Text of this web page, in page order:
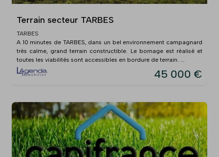
Terrain secteur TARBES
TARBES
A 10 minutes de TARBES, dans un bel environnement campagnard
très calme, grand terrain constructible. Le bornage est réalisé et
toutes les viabilités sont accessibles en bordure de terrain. ...
45 000 €